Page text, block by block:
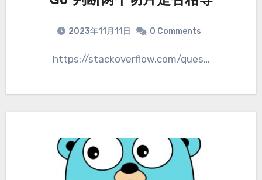
2023年11月11日 0 Comments
https://stackoverflow.com/ques…